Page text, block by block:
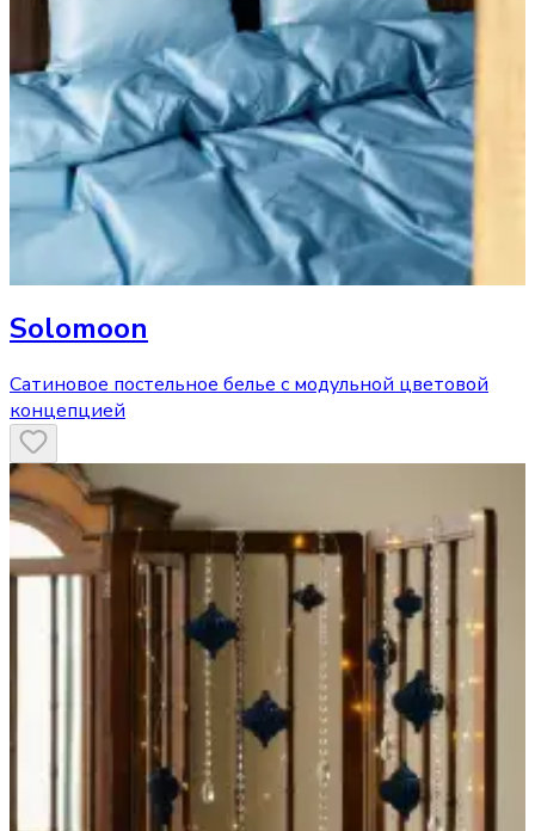
Solomoon
Сатиновое постельное белье с модульной цветовой
концепцией